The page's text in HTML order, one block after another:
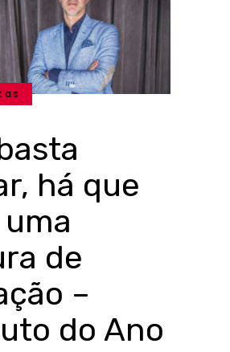
há que
de
–
do Ano